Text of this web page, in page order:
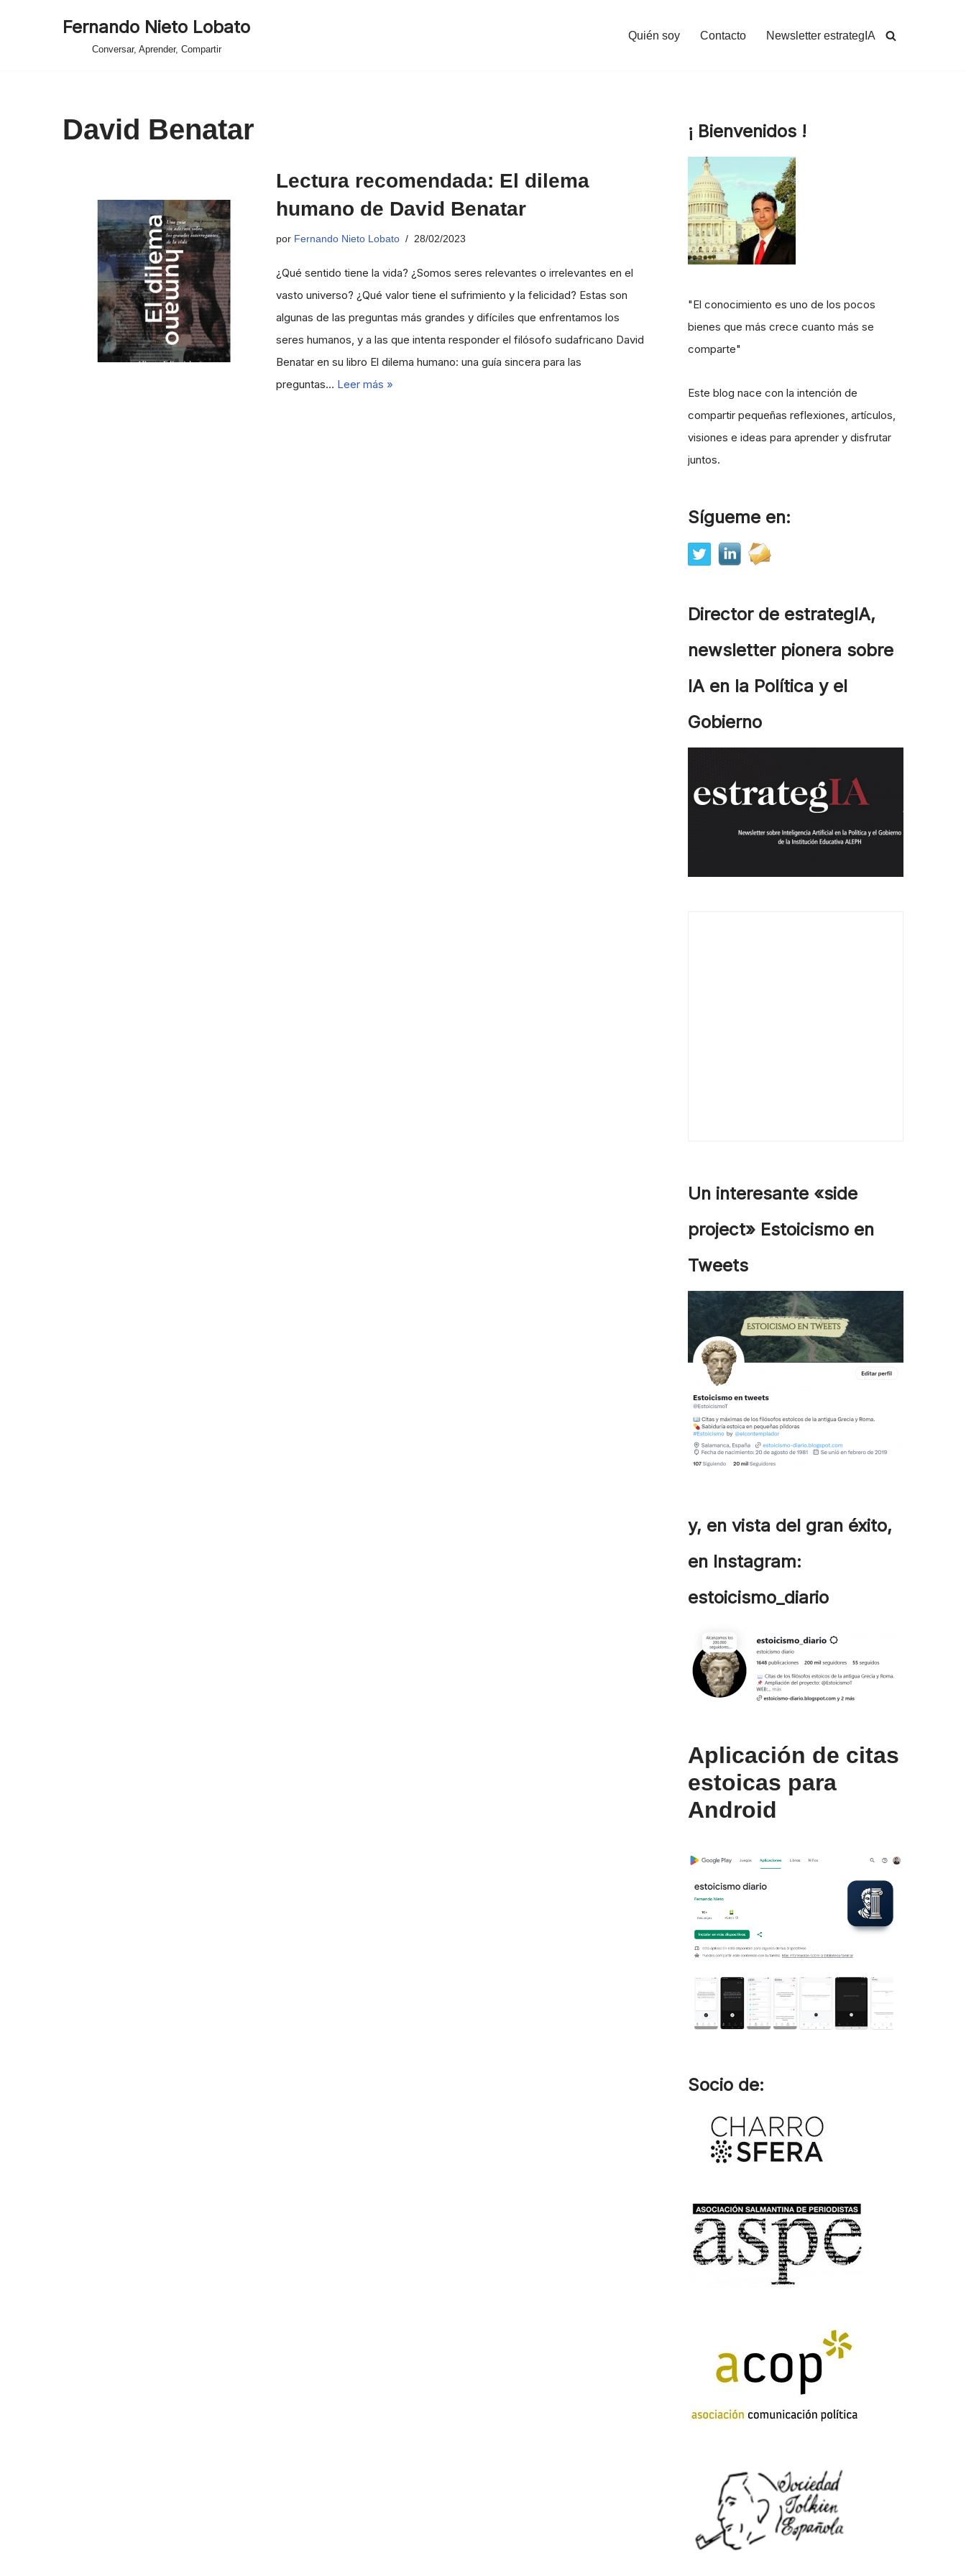
Fernando Nieto Lobato
Conversar, Aprender, Compartir
Quién soy Contacto Newsletter estrategIA
David Benatar
Lectura recomendada: El dilema
humano de David Benatar
por Fernando Nieto Lobato 28/02/2023
¿Qué sentido tiene la vida? ¿Somos seres relevantes o irrelevantes en el
vasto universo? ¿Qué valor tiene el sufrimiento y la felicidad? Estas son
algunas de las preguntas más grandes y difíciles que enfrentamos los
seres humanos, y a las que intenta responder el filósofo sudafricano David
Benatar en su libro El dilema humano: una guía sincera para las
preguntas… Leer más »
¡ Bienvenidos !
"El conocimiento es uno de los pocos
bienes que más crece cuanto más se
comparte"
Este blog nace con la intención de
compartir pequeñas reflexiones, artículos,
visiones e ideas para aprender y disfrutar
juntos.
Sígueme en:
Director de estrategIA,
newsletter pionera sobre
IA en la Política y el
Gobierno
Un interesante «side
project» Estoicismo en
Tweets
y, en vista del gran éxito,
en Instagram:
estoicismo_diario
Aplicación de citas
estoicas para
Android
Socio de: